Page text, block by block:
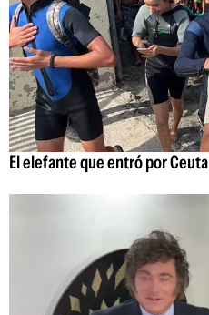
El elefante que entró por Ceuta